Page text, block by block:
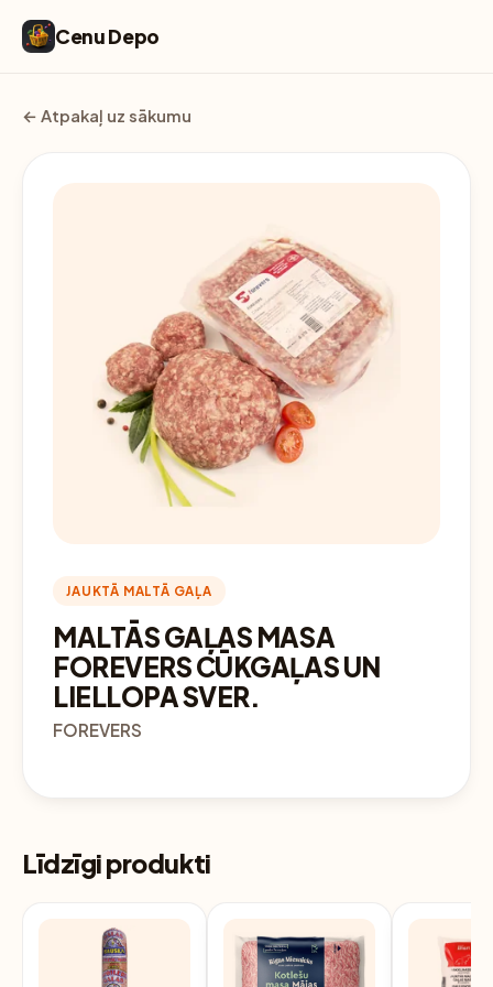
Cenu Depo
← Atpakaļ uz sākumu
JAUKTĀ MALTĀ GAĻA
MALTĀS GAĻAS MASA
FOREVERS CŪKGAĻAS UN
LIELLOPA SVER.
FOREVERS
Līdzīgi produkti